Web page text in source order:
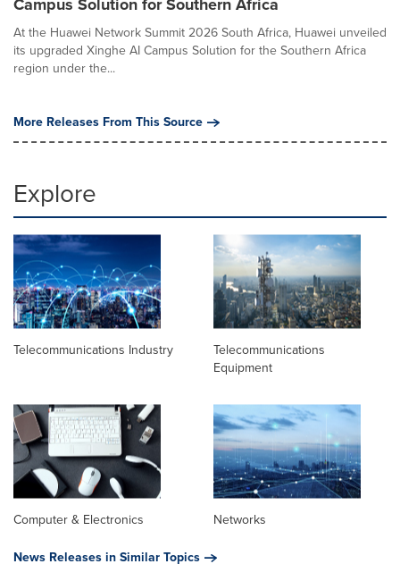
At the Huawei Network Summit 2026 South Africa, Huawei unveiled
its upgraded Xinghe AI Campus Solution for the Southern Africa
region under the...
More Releases From This Source
Explore
Telecommunications Industry
Telecommunications
Equipment
Computer & Electronics
Networks
News Releases in Similar Topics